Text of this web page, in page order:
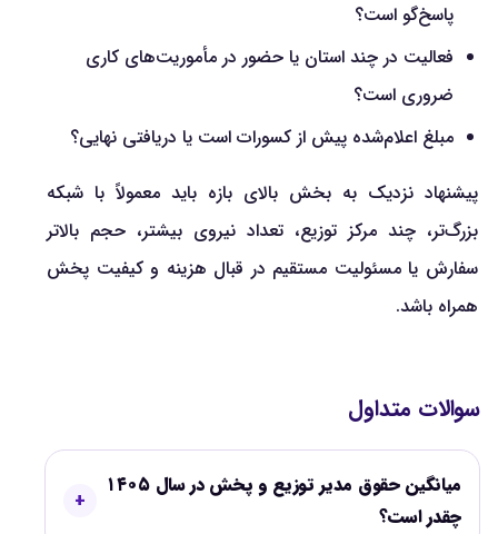
پاسخ‌گو است؟
فعالیت در چند استان یا حضور در مأموریت‌های کاری
ضروری است؟
مبلغ اعلام‌شده پیش از کسورات است یا دریافتی نهایی؟
پیشنهاد نزدیک به بخش بالای بازه باید معمولاً با شبکه
بزرگ‌تر، چند مرکز توزیع، تعداد نیروی بیشتر، حجم بالاتر
سفارش یا مسئولیت مستقیم در قبال هزینه و کیفیت پخش
همراه باشد.
سوالات متداول
میانگین حقوق مدیر توزیع و پخش در سال ۱۴۰۵
چقدر است؟